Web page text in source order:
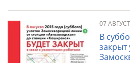
07
В
закрыт